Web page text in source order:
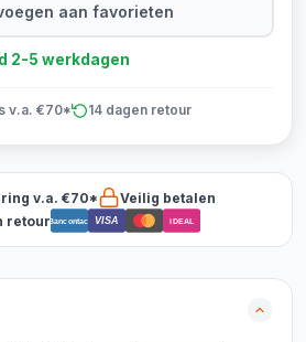
aan favorieten
2-5 werkdagen
v.a. €70* 14 dagen retour
v.a. €70*
Veilig betalen
retourBancontact VISA iDEAL